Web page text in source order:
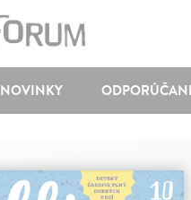
NOVINKY